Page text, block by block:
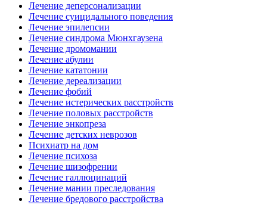
Лечение деперсонализации
Лечение суицидального поведения
Лечение эпилепсии
Лечение синдрома Мюнхгаузена
Лечение дромомании
Лечение абулии
Лечение кататонии
Лечение дереализации
Лечение фобий
Лечение истерических расстройств
Лечение половых расстройств
Лечение энкопреза
Лечение детских неврозов
Психиатр на дом
Лечение психоза
Лечение шизофрении
Лечение галлюцинаций
Лечение мании преследования
Лечение бредового расстройства